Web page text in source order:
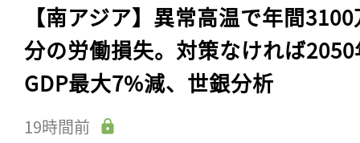
【南アジア】異常高温で年間
分の労働損失。対策なければ
GDP最大7%減、世銀分析
19時間前